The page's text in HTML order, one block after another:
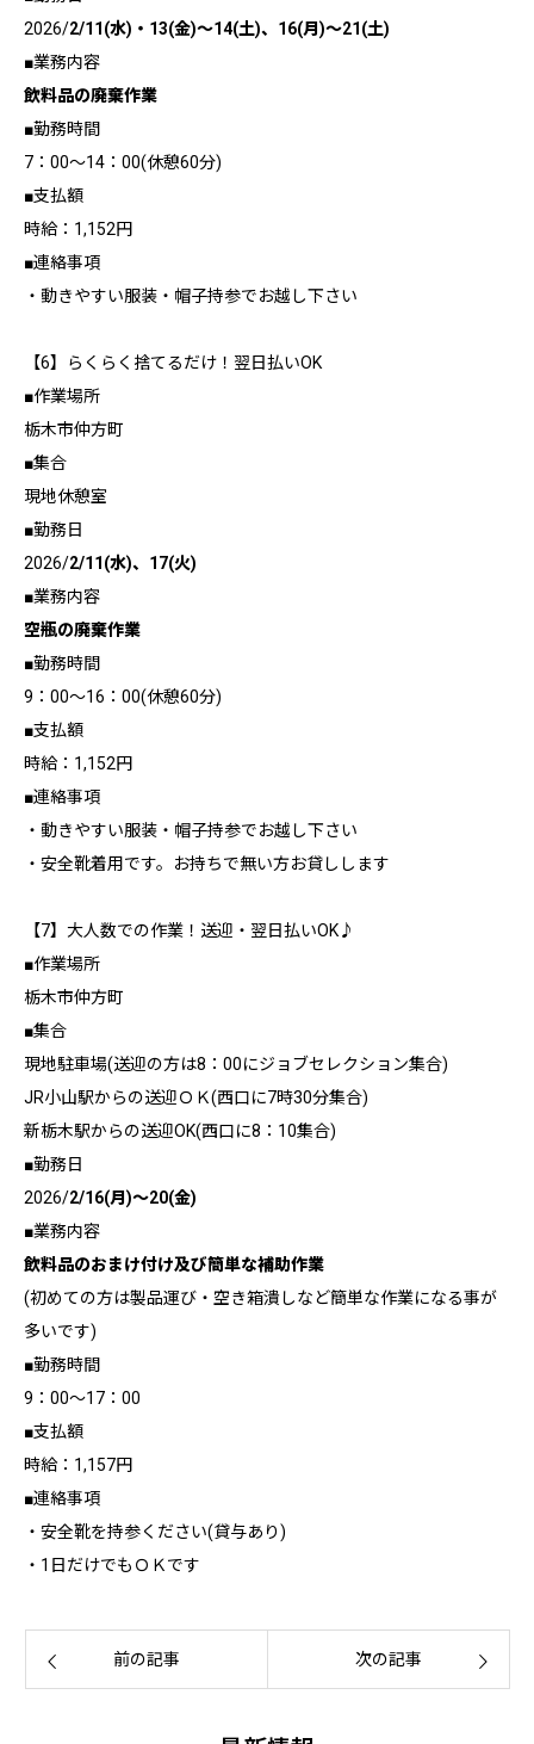
2026/2/11(水)・13(金)～14(土)、16(月)～21(土)
■業務内容
飲料品の廃棄作業
■勤務時間
7：00～14：00(休憩60分)
■支払額
時給：1,152円
■連絡事項
・動きやすい服装・帽子持参でお越し下さい
【6】らくらく捨てるだけ！翌日払いOK
■作業場所
栃木市仲方町
■集合
現地休憩室
■勤務日
2026/2/11(水)、17(火)
■業務内容
空瓶の廃棄作業
■勤務時間
9：00～16：00(休憩60分)
■支払額
時給：1,152円
■連絡事項
・動きやすい服装・帽子持参でお越し下さい
・安全靴着用です。お持ちで無い方お貸しします
【7】大人数での作業！送迎・翌日払いOK♪
■作業場所
栃木市仲方町
■集合
現地駐車場(送迎の方は8：00にジョブセレクション集合)
JR小山駅からの送迎ＯＫ(西口に7時30分集合)
新栃木駅からの送迎OK(西口に8：10集合)
■勤務日
2026/2/16(月)～20(金)
■業務内容
飲料品のおまけ付け及び簡単な補助作業
(初めての方は製品運び・空き箱潰しなど簡単な作業になる事が
多いです)
■勤務時間
9：00～17：00
■支払額
時給：1,157円
■連絡事項
・安全靴を持参ください(貸与あり)
・1日だけでもＯＫです
前の記事 次の記事